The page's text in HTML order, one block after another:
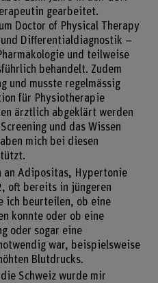
gearbeitet.
Doctor of Physical Therapy
und Differentialdiagnostik –
und teilweise
behandelt. Zudem
und musste regelmässig
für Physiotherapie
ärztlich abgeklärt werden
und das Wissen
mich bei diesen
Adipositas, Hypertonie
oft bereits in jüngeren
ich beurteilen, ob eine
konnte oder ob eine
oder sogar eine
war, beispielsweise
Blutdrucks.
Schweiz wurde mir